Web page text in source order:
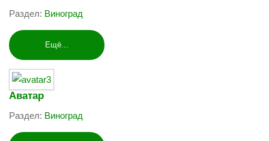
Раздел: Виноград
Ещё...
Аватар
Раздел: Виноград